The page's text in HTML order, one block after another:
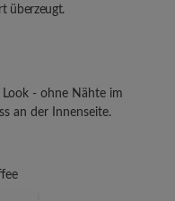
überzeugt.
- ohne Nähte im
an der Innenseite.